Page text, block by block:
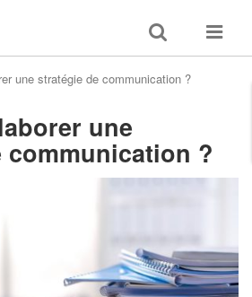
Toggle
search
Toggle
une stratégie de communication ?
une
communication ?